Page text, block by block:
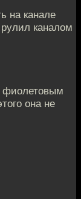
на канале
каналом
фиолетовым
она не